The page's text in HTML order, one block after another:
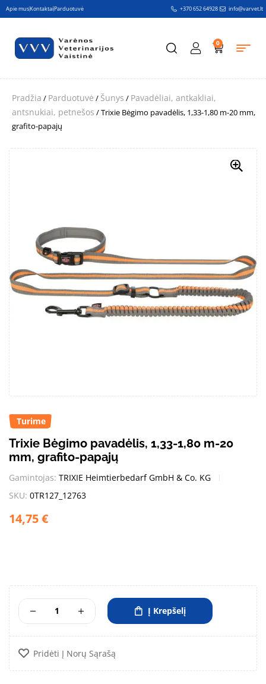
Apie musKontaktaiParduotuvė +370 652 64928 info@varvet.lt
0
Pradžia / Parduotuvė / Šunys / Pavadėliai, antkakliai,
antsnukiai, petnešos / Trixie Bėgimo pavadėlis, 1,33-1,80 m-20 mm,
grafito-papajų
Turime
Trixie Bėgimo pavadėlis, 1,33-1,80 m-20
mm, grafito-papajų
Gamintojas: TRIXIE Heimtierbedarf GmbH & Co. KG
SKU: 0TR127_12763
14,75€
Į Krepšelį
Pridėti Į Norų Sąrašą